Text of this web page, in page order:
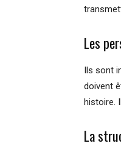
Les
Ils sont
doivent
histoire.
La